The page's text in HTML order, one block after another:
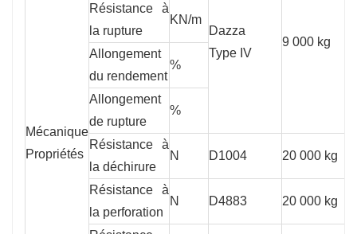
Mécanique
Propriétés
Dazza
Type IV
9 000 kg
Résistance à
la rupture
KN/m
Allongement
du rendement
%
Allongement
de rupture
%
Résistance à
la déchirure
N D1004 20 000 kg
Résistance à
la perforation
N D4883 20 000 kg